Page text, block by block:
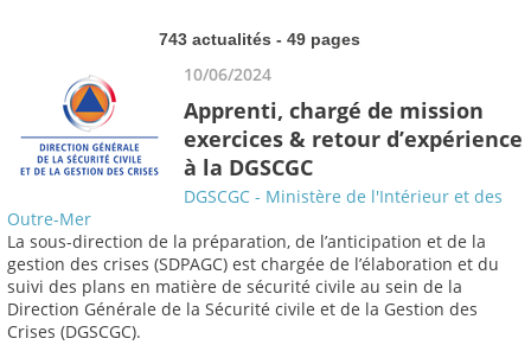
743 actualités - 49 pages
10/06/2024
Apprenti, chargé de mission
exercices & retour d’expérience
à la DGSCGC
DGSCGC - Ministère de l'Intérieur et des
Outre-Mer
La sous-direction de la préparation, de l’anticipation et de la
gestion des crises (SDPAGC) est chargée de l’élaboration et du
suivi des plans en matière de sécurité civile au sein de la
Direction Générale de la Sécurité civile et de la Gestion des
Crises (DGSCGC).